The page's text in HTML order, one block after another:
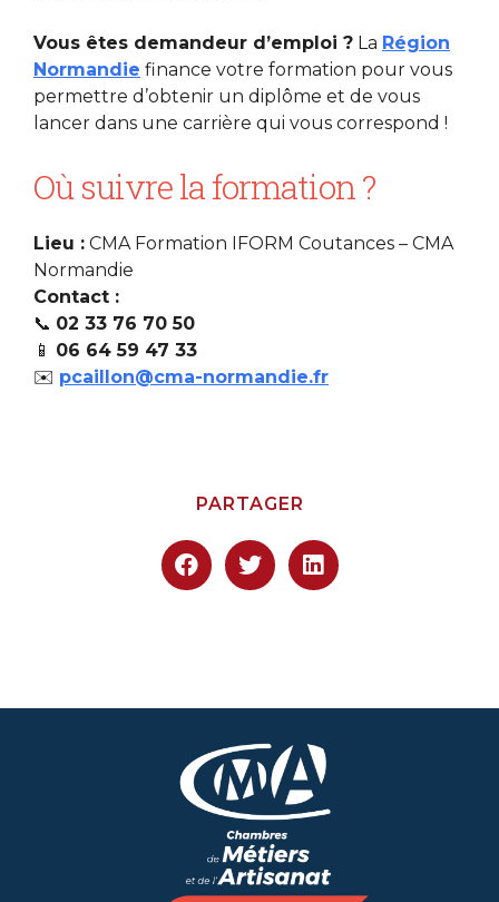
Vous êtes demandeur d’emploi ? La Région
Normandie finance votre formation pour vous
permettre d’obtenir un diplôme et de vous
lancer dans une carrière qui vous correspond !
Où suivre la formation ?
Lieu : CMA Formation IFORM Coutances – CMA
Normandie
Contact :
📞 02 33 76 70 50
📱 06 64 59 47 33
✉️ pcaillon@cma-normandie.fr
PARTAGER